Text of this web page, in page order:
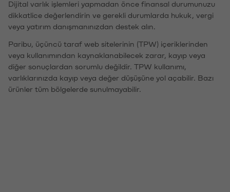
Dijital varlık işlemleri yapmadan önce finansal durumunuzu
dikkatlice değerlendirin ve gerekli durumlarda hukuk, vergi
veya yatırım danışmanınızdan destek alın.
Paribu, üçüncü taraf web sitelerinin (TPW) içeriklerinden
veya kullanımından kaynaklanabilecek zarar, kayıp veya
diğer sonuçlardan sorumlu değildir. TPW kullanımı,
varlıklarınızda kayıp veya değer düşüşüne yol açabilir. Bazı
ürünler tüm bölgelerde sunulmayabilir.